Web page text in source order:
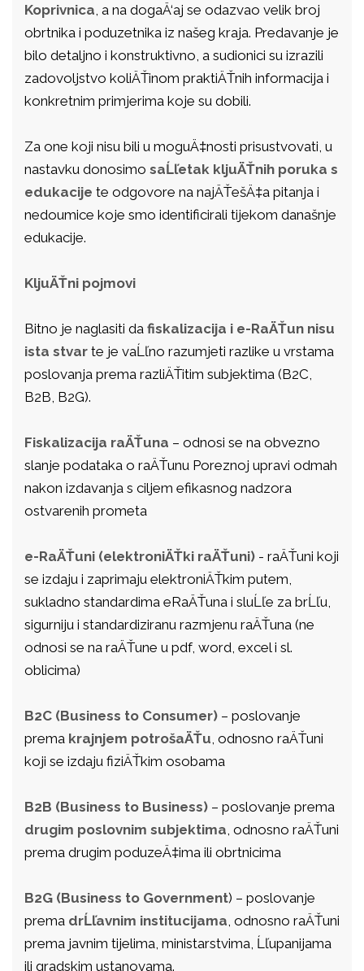
Koprivnica , a na dogaÄ‘aj se odazvao velik broj
obrtnika i poduzetnika iz našeg kraja. Predavanje je
bilo detaljno i konstruktivno, a sudionici su izrazili
zadovoljstvo koliÄŤinom praktiÄŤnih informacija i
konkretnim primjerima koje su dobili.
Za one koji nisu bili u moguÄ‡nosti prisustvovati, u
nastavku donosimo saĹľetak kljuÄŤnih poruka s
edukacije te odgovore na najÄŤešÄ‡a pitanja i
nedoumice koje smo identificirali tijekom današnje
edukacije.
KljuÄŤni pojmovi
Bitno je naglasiti da fiskalizacija i e-RaÄŤun nisu
ista stvar te je vaĹľno razumjeti razlike u vrstama
poslovanja prema razliÄŤitim subjektima (B2C,
B2B, B2G).
Fiskalizacija raÄŤuna – odnosi se na obvezno
slanje podataka o raÄŤunu Poreznoj upravi odmah
nakon izdavanja s ciljem efikasnog nadzora
ostvarenih prometa
e-RaÄŤuni (elektroniÄŤki raÄŤuni) - raÄŤuni koji
se izdaju i zaprimaju elektroniÄŤkim putem,
sukladno standardima eRaÄŤuna i sluĹľe za brĹľu,
sigurniju i standardiziranu razmjenu raÄŤuna (ne
odnosi se na raÄŤune u pdf, word, excel i sl.
oblicima)
B2C (Business to Consumer) – poslovanje
prema krajnjem potrošaÄŤu , odnosno raÄŤuni
koji se izdaju fiziÄŤkim osobama
B2B (Business to Business) – poslovanje prema
drugim poslovnim subjektima , odnosno raÄŤuni
prema drugim poduzeÄ‡ima ili obrtnicima
B2G (Business to Government) – poslovanje
prema drĹľavnim institucijama , odnosno raÄŤuni
prema javnim tijelima, ministarstvima, Ĺľupanijama
ili gradskim ustanovama.